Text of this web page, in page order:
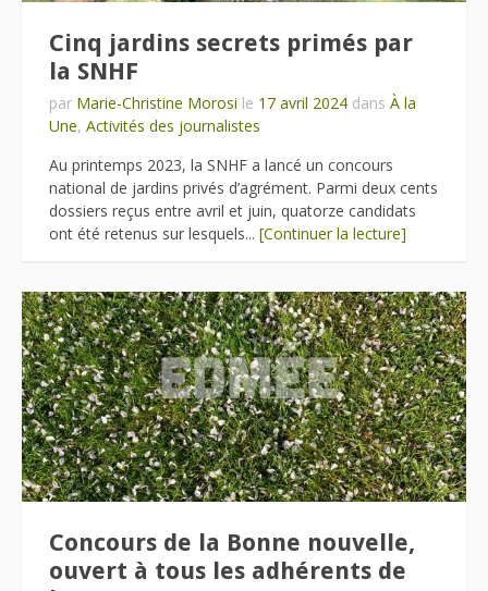
Cinq jardins secrets primés par
la SNHF
par Marie-Christine Morosi le 17 avril 2024 dans À la
Une, Activités des journalistes
Au printemps 2023, la SNHF a lancé un concours
national de jardins privés d’agrément. Parmi deux cents
dossiers reçus entre avril et juin, quatorze candidats
ont été retenus sur lesquels... [Continuer la lecture]
Concours de la Bonne nouvelle,
ouvert à tous les adhérents de